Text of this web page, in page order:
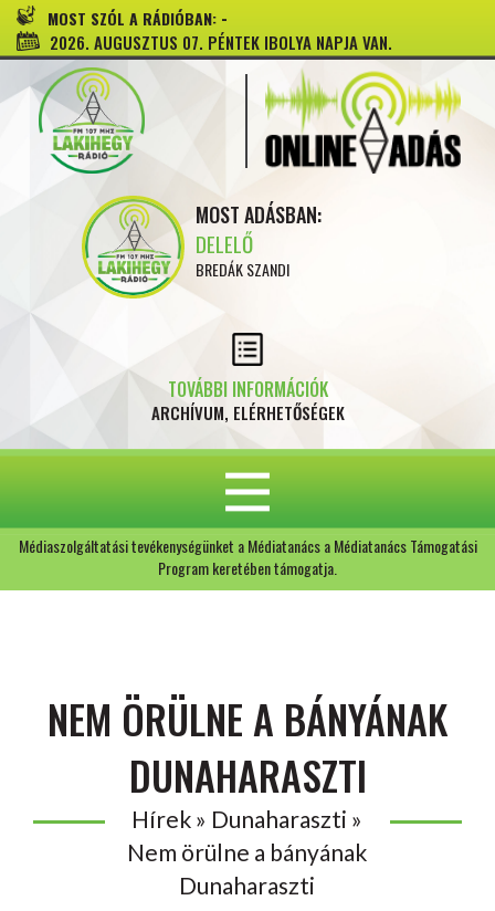
MOST SZÓL A RÁDIÓBAN: -
2026. AUGUSZTUS 07. PÉNTEK IBOLYA NAPJA VAN.
MOST ADÁSBAN:
DELELŐ
BREDÁK SZANDI
TOVÁBBI INFORMÁCIÓK
ARCHÍVUM, ELÉRHETŐSÉGEK
Médiaszolgáltatási tevékenységünket a Médiatanács a Médiatanács Támogatási
Program keretében támogatja.
NEM ÖRÜLNE A BÁNYÁNAK
DUNAHARASZTI
Hírek » Dunaharaszti »
Nem örülne a bányának
Dunaharaszti